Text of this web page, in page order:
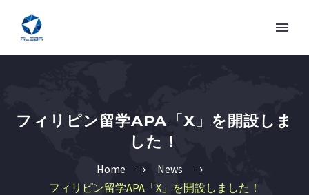
フィリピン留学APA「X」を開設しま
した！
Home
News
フィリピン留学APA「X」を開設しました！